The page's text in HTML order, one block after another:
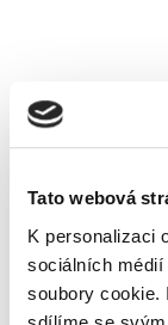
Tato webová
K personalizaci
sociálních
soubory cookie.
VOIP-